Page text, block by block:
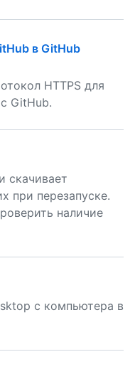
в GitHub
HTTPS для
GitHub.
скачивает
при перезапуске.
наличие
с компьютера в